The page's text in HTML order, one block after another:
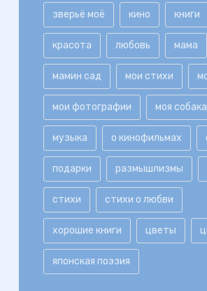
зверьё моё кино книги
красота любовь мама
мамин сад мои стихи
мои фотографии моя собака
музыка о кинофильмах
подарки размышлизмы
стихи стихи о любви
хорошие книги цветы
японская поэзия